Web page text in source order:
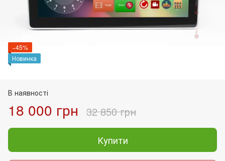
−45%
Новинка
В наявності
18 000 грн 32 850 грн
Купити